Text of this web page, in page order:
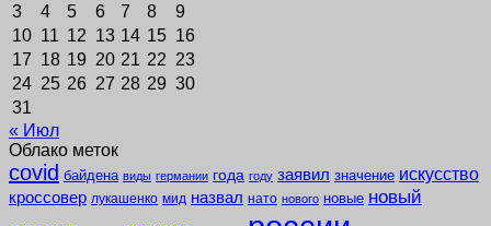
3
4 5 6 7 8
9
10 11 12 13 14 15 16
17 18 19 20 21 22 23
24 25 26 27 28 29 30
31
« Июл
Облако меток
covid байдена виды германии года году заявил значение искусство
кроссовер лукашенко мид назвал нато нового новые новый